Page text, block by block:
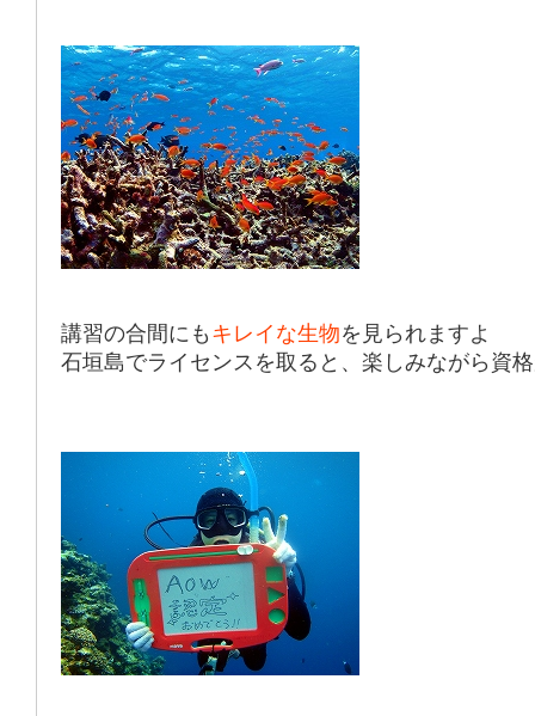
講習の合間にも キレイな生物を見られますよ
石垣島でライセンスを取ると、楽しみながら資